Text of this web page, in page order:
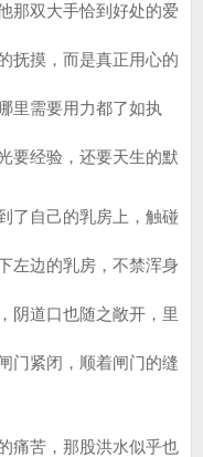
那双大手恰到好处的爱
抚摸，而是真正用心的
里需要用力都了如执
要经验，还要天生的默
自己的乳房上，触碰
左边的乳房，不禁浑身
阴道口也随之敞开，里
门紧闭，顺着闸门的缝
苦，那股洪水似乎也